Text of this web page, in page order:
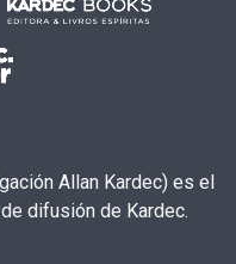
Allan Kardec) es el
difusión de Kardec.